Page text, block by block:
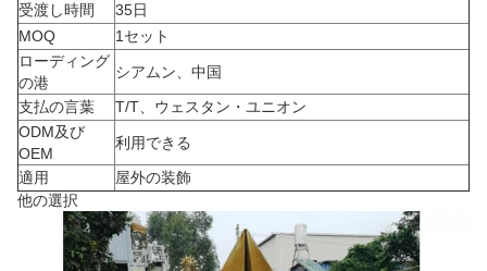
受渡し時間
35日
MOQ
1セット
ローディング
の港
シアムン、中国
支払の言葉
T/T、ウェスタン・ユニオン
ODM及び
OEM
利用できる
適用
屋外の装飾
他の選択